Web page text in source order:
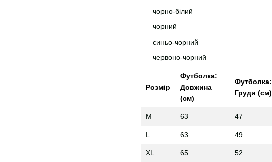
чорно-білий
чорний
синьо-чорний
червоно-чорний
Розмір
Футболка:
Довжина
(см)
Футболка:
Груди (см)
M 63 47
L 63 49
XL 65 52